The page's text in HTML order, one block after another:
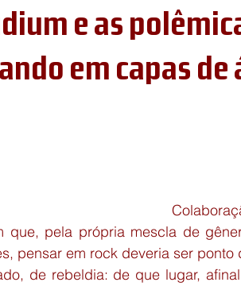
Relações de alteridade verbivocovisual
e as
em capas de
que, pela própria mescla de
pensar em rock deveria ser
de rebeldia: de que lugar,